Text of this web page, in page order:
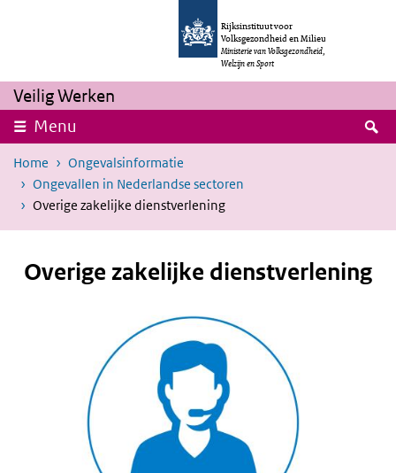
Overslaan en naar de inhoud gaan
Rijksinstituut voor
Volksgezondheid en Milieu
Ministerie van Volksgezondheid,
Welzijn en Sport
Veilig Werken
Menu
Home
Ongevalsinformatie
Ongevallen in Nederlandse sectoren
Overige zakelijke dienstverlening
Overige zakelijke dienstverlening